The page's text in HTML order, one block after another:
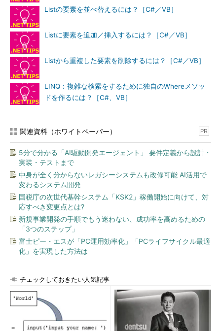
Listの要素を並べ替えるには？［C#／VB］
Listに要素を追加／挿入するには？［C#／VB］
Listから重複した要素を削除するには？［C#／VB］
LINQ：複雑な検索をするために独自のWhereメソッ
ドを作るには？［C#、VB］
関連資料（ホワイトペーパー） PR
5分で分かる「AI駆動開発エージェント」 要件定義から設計・
実装・テストまで
中身が全く分からないレガシーシステムも改修可能 AI活用で
変わるシステム開発
国税庁の次世代基幹システム「KSK2」稼働開始に向けて、対
応すべき変更点とは?
新規事業開発の手順でもう迷わない、成功率を高めるための
「3つのステップ」
富士ピー・エスが「PC運用効率化」「PCライフサイクル最適
化」を実現した方法は
チェックしておきたい人気記事